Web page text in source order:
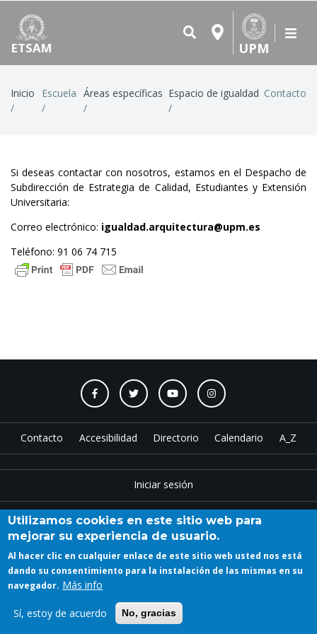
ETSAM UPM
Ruta
de
Inicio Escuela Áreas específicas Espacio de igualdad Contacto
Si deseas contactar con nosotros, estamos en el Despacho de
Subdirección de Estrategia de Calidad, Estudiantes y Extensión
Universitaria:
Correo electrónico: igualdad.arquitectura@upm.es
Teléfono: 91 06 74 715
Contacto Accesibilidad Directorio Calendario A_Z
Iniciar sesión
Copyright © 2023 ETSAM
Utilizamos cookies en este sitio web para
mejorar su experiencia de usuario.
Al hacer clic en cualquier enlace de este sitio web usted nos está
dando su consentimiento para la instalación de las mismas en su
navegador. Más info
Sí, estoy de acuerdo No, gracias